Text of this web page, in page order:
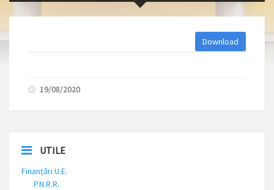
Download
19/08/2020
UTILE
Finanțări U.E.
P.N.R.R.